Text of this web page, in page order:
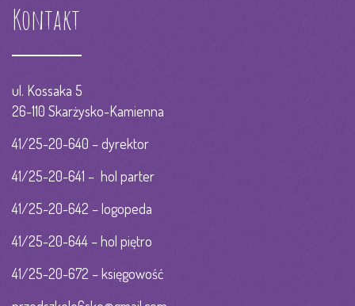
Kontakt
ul. Kossaka 5
26-110 Skarżysko-Kamienna
41/25-20-640 – dyrektor
41/25-20-641 – hol parter
41/25-20-642 – logopeda
41/25-20-644 – hol piętro
41/25-20-672 – księgowość